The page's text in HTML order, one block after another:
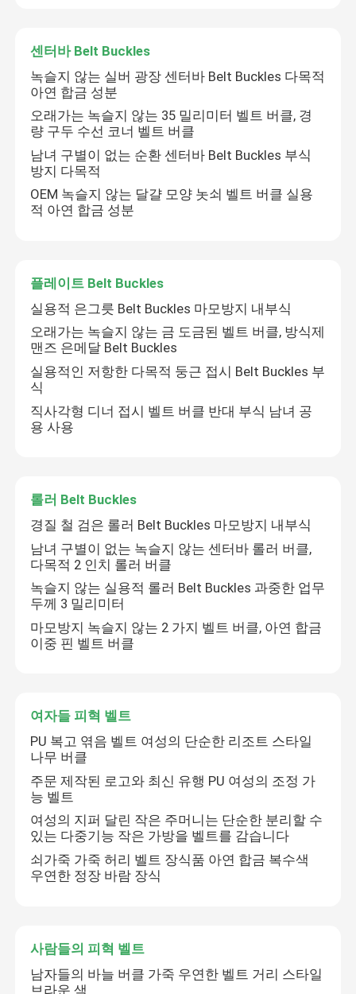
집
동영상
우리에 대하여
공장 여행
품질 관리
인용문을 요구하세요
진짜 피혁 벨트
꼰 피혁 벨트
거꾸로 할 수 있는 Belt Buckles
금속 의복 부속물
센터바 Belt Buckles
롤러 Belt Buckles
센터바 Belt Buckles
녹슬지 않는 실버 광장 센터바 Belt Buckles 다목적
아연 합금 성분
오래가는 녹슬지 않는 35 밀리미터 벨트 버클, 경
량 구두 수선 코너 벨트 버클
남녀 구별이 없는 순환 센터바 Belt Buckles 부식
방지 다목적
OEM 녹슬지 않는 달걀 모양 놋쇠 벨트 버클 실용
적 아연 합금 성분
플레이트 Belt Buckles
실용적 은그릇 Belt Buckles 마모방지 내부식
오래가는 녹슬지 않는 금 도금된 벨트 버클, 방식제
맨즈 은메달 Belt Buckles
실용적인 저항한 다목적 둥근 접시 Belt Buckles 부
식
직사각형 디너 접시 벨트 버클 반대 부식 남녀 공
용 사용
롤러 Belt Buckles
경질 철 검은 롤러 Belt Buckles 마모방지 내부식
남녀 구별이 없는 녹슬지 않는 센터바 롤러 버클,
다목적 2 인치 롤러 버클
녹슬지 않는 실용적 롤러 Belt Buckles 과중한 업무
두께 3 밀리미터
마모방지 녹슬지 않는 2 가지 벨트 버클, 아연 합금
이중 핀 벨트 버클
여자들 피혁 벨트
PU 복고 엮음 벨트 여성의 단순한 리조트 스타일
나무 버클
주문 제작된 로고와 최신 유행 PU 여성의 조정 가
능 벨트
여성의 지퍼 달린 작은 주머니는 단순한 분리할 수
있는 다중기능 작은 가방을 벨트를 감습니다
쇠가죽 가죽 허리 벨트 장식품 아연 합금 복수색
우연한 정장 바람 장식
사람들의 피혁 벨트
남자들의 바늘 버클 가죽 우연한 벨트 거리 스타일
브라운 색